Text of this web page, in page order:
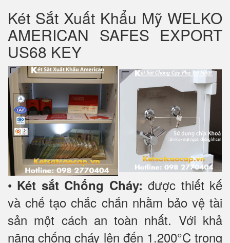
Két Sắt Xuất Khẩu Mỹ WELKO
AMERICAN SAFES EXPORT
US68 KEY
• Két sắt Chống Cháy: được thiết kế
và chế tạo chắc chắn nhằm bảo vệ tài
sản một cách an toàn nhất. Với khả
năng chống cháy lên đến 1.200°C trong